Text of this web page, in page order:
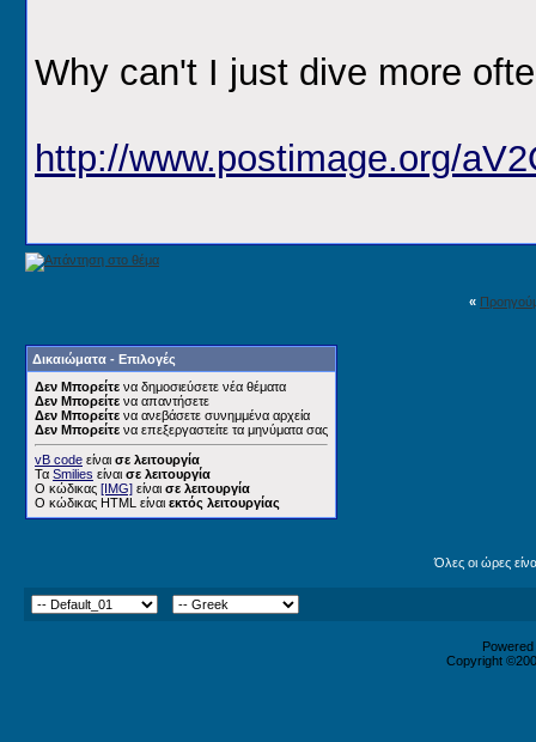
Why can't I just dive more
http://www.postimage.org/
«
Δικαιώματα - Επιλογές
Δεν Μπορείτε να δημοσιεύσετε νέα θέματα
Δεν Μπορείτε να απαντήσετε
Δεν Μπορείτε να ανεβάσετε συνημμένα αρχεία
Δεν Μπορείτε να επεξεργαστείτε τα μηνύματα σας
vB code είναι σε λειτουργία
Τα Smilies είναι σε λειτουργία
Ο κώδικας [IMG] είναι σε λειτουργία
Ο κώδικας HTML είναι εκτός λειτουργίας
Όλες οι ώρες
Copyright